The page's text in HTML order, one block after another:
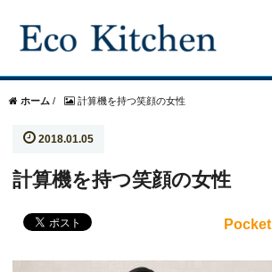
ホーム
生ゴミ処理機
ホーム / 計算機を持つ笑顔の女性
2018.01.05
計算機を持つ笑顔の女性
Pocket